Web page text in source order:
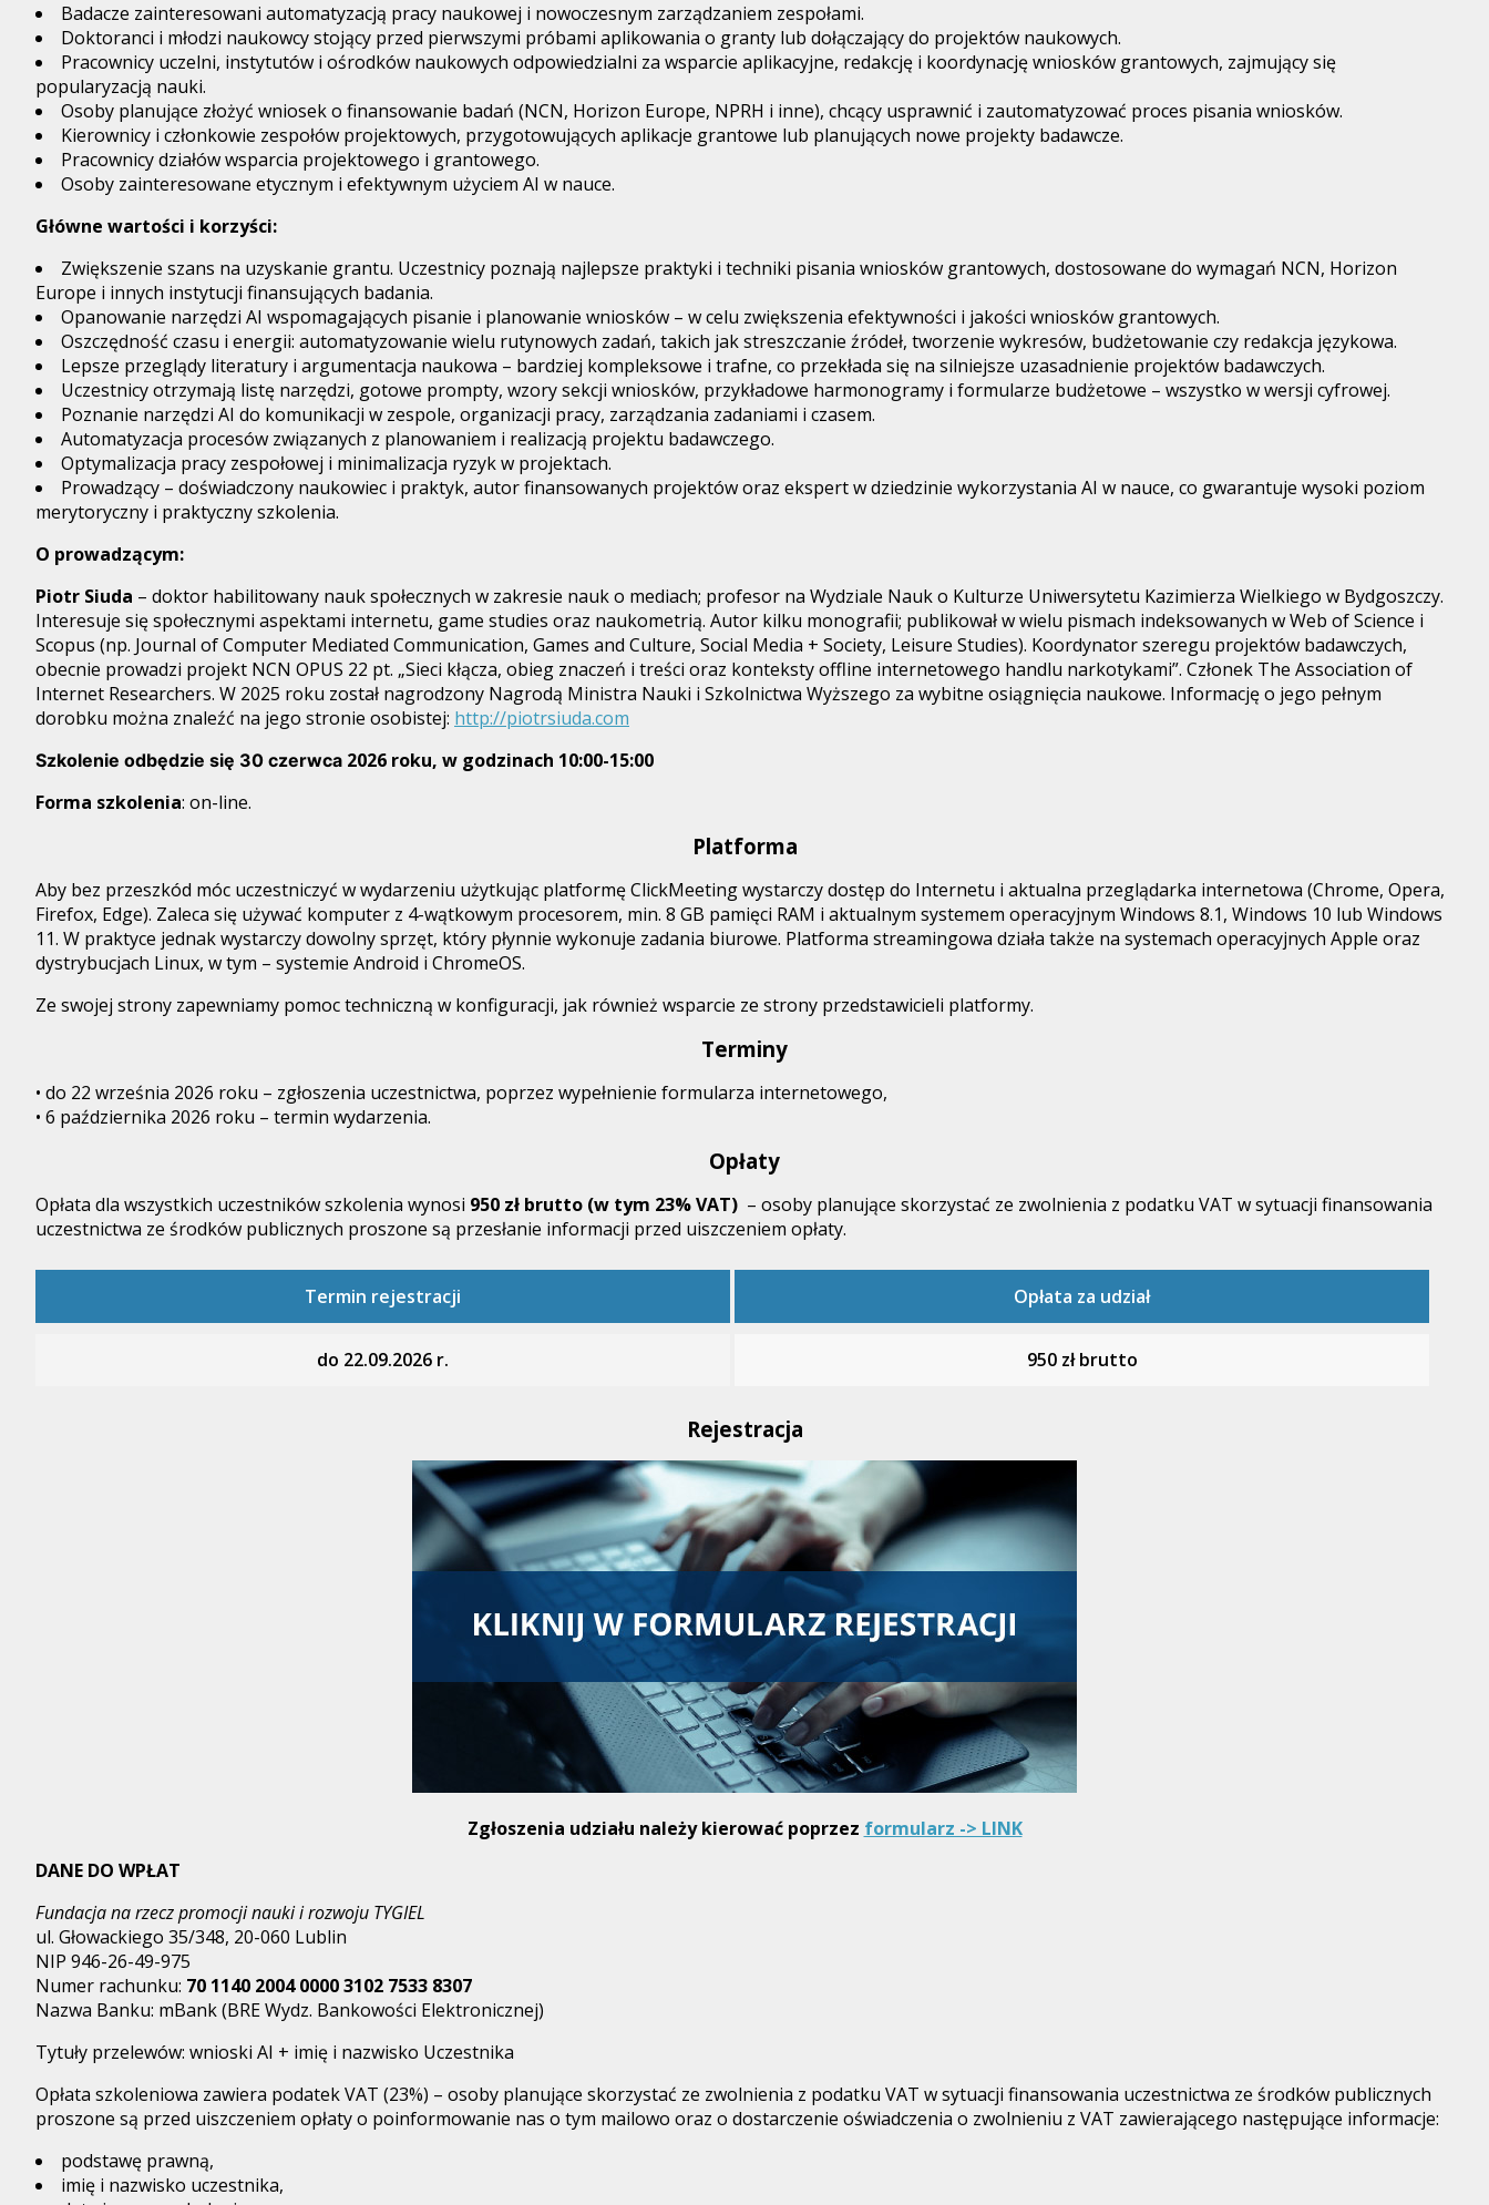
Badacze zainteresowani automatyzacją pracy naukowej i nowoczesnym zarządzaniem zespołami.
Doktoranci i młodzi naukowcy stojący przed pierwszymi próbami aplikowania o granty lub dołączający do projektów naukowych.
Pracownicy uczelni, instytutów i ośrodków naukowych odpowiedzialni za wsparcie aplikacyjne, redakcję i koordynację wniosków grantowych, zajmujący się
popularyzacją nauki.
Osoby planujące złożyć wniosek o finansowanie badań (NCN, Horizon Europe, NPRH i inne), chcący usprawnić i zautomatyzować proces pisania wniosków.
Kierownicy i członkowie zespołów projektowych, przygotowujących aplikacje grantowe lub planujących nowe projekty badawcze.
Pracownicy działów wsparcia projektowego i grantowego.
Osoby zainteresowane etycznym i efektywnym użyciem AI w nauce.
Główne wartości i korzyści:
Zwiększenie szans na uzyskanie grantu. Uczestnicy poznają najlepsze praktyki i techniki pisania wniosków grantowych, dostosowane do wymagań NCN, Horizon
Europe i innych instytucji finansujących badania.
Opanowanie narzędzi AI wspomagających pisanie i planowanie wniosków – w celu zwiększenia efektywności i jakości wniosków grantowych.
Oszczędność czasu i energii: automatyzowanie wielu rutynowych zadań, takich jak streszczanie źródeł, tworzenie wykresów, budżetowanie czy redakcja językowa.
Lepsze przeglądy literatury i argumentacja naukowa – bardziej kompleksowe i trafne, co przekłada się na silniejsze uzasadnienie projektów badawczych.
Uczestnicy otrzymają listę narzędzi, gotowe prompty, wzory sekcji wniosków, przykładowe harmonogramy i formularze budżetowe – wszystko w wersji cyfrowej.
Poznanie narzędzi AI do komunikacji w zespole, organizacji pracy, zarządzania zadaniami i czasem.
Automatyzacja procesów związanych z planowaniem i realizacją projektu badawczego.
Optymalizacja pracy zespołowej i minimalizacja ryzyk w projektach.
Prowadzący – doświadczony naukowiec i praktyk, autor finansowanych projektów oraz ekspert w dziedzinie wykorzystania AI w nauce, co gwarantuje wysoki poziom
merytoryczny i praktyczny szkolenia.
O prowadzącym:
Piotr Siuda – doktor habilitowany nauk społecznych w zakresie nauk o mediach; profesor na Wydziale Nauk o Kulturze Uniwersytetu Kazimierza Wielkiego w Bydgoszczy.
Interesuje się społecznymi aspektami internetu, game studies oraz naukometrią. Autor kilku monografii; publikował w wielu pismach indeksowanych w Web of Science i
Scopus (np. Journal of Computer Mediated Communication, Games and Culture, Social Media + Society, Leisure Studies). Koordynator szeregu projektów badawczych,
obecnie prowadzi projekt NCN OPUS 22 pt. „Sieci kłącza, obieg znaczeń i treści oraz konteksty offline internetowego handlu narkotykami”. Członek The Association of
Internet Researchers. W 2025 roku został nagrodzony Nagrodą Ministra Nauki i Szkolnictwa Wyższego za wybitne osiągnięcia naukowe. Informację o jego pełnym
dorobku można znaleźć na jego stronie osobistej: http://piotrsiuda.com
Szkolenie odbędzie się 30 czerwca 2026 roku, w godzinach 10:00-15:00
Forma szkolenia: on-line.
Platforma
Aby bez przeszkód móc uczestniczyć w wydarzeniu użytkując platformę ClickMeeting wystarczy dostęp do Internetu i aktualna przeglądarka internetowa (Chrome, Opera,
Firefox, Edge). Zaleca się używać komputer z 4-wątkowym procesorem, min. 8 GB pamięci RAM i aktualnym systemem operacyjnym Windows 8.1, Windows 10 lub Windows
11. W praktyce jednak wystarczy dowolny sprzęt, który płynnie wykonuje zadania biurowe. Platforma streamingowa działa także na systemach operacyjnych Apple oraz
dystrybucjach Linux, w tym – systemie Android i ChromeOS.
Ze swojej strony zapewniamy pomoc techniczną w konfiguracji, jak również wsparcie ze strony przedstawicieli platformy.
Terminy
• do 22 września 2026 roku – zgłoszenia uczestnictwa, poprzez wypełnienie formularza internetowego,
• 6 października 2026 roku – termin wydarzenia.
Opłaty
Opłata dla wszystkich uczestników szkolenia wynosi 950 zł brutto (w tym 23% VAT) – osoby planujące skorzystać ze zwolnienia z podatku VAT w sytuacji finansowania
uczestnictwa ze środków publicznych proszone są przesłanie informacji przed uiszczeniem opłaty.
Termin rejestracji Opłata za udział
do 22.09.2026 r. 950 zł brutto
Rejestracja
Zgłoszenia udziału należy kierować poprzez formularz -> LINK
DANE DO WPŁAT
Fundacja na rzecz promocji nauki i rozwoju TYGIEL
ul. Głowackiego 35/348, 20-060 Lublin
NIP 946-26-49-975
Numer rachunku: 70 1140 2004 0000 3102 7533 8307
Nazwa Banku: mBank (BRE Wydz. Bankowości Elektronicznej)
Tytuły przelewów: wnioski AI + imię i nazwisko Uczestnika
Opłata szkoleniowa zawiera podatek VAT (23%) – osoby planujące skorzystać ze zwolnienia z podatku VAT w sytuacji finansowania uczestnictwa ze środków publicznych
proszone są przed uiszczeniem opłaty o poinformowanie nas o tym mailowo oraz o dostarczenie oświadczenia o zwolnieniu z VAT zawierającego następujące informacje:
podstawę prawną,
imię i nazwisko uczestnika,